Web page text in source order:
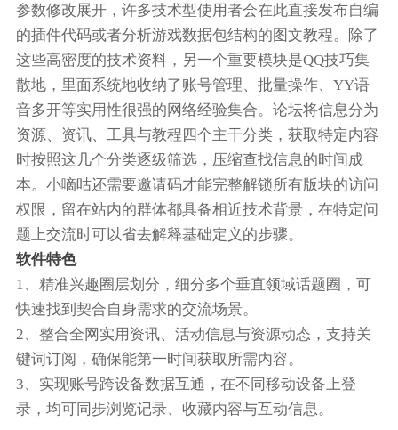
参数修改展开，许多技术型使用者会在此直接发布自编
的插件代码或者分析游戏数据包结构的图文教程。除了
这些高密度的技术资料，另一个重要模块是QQ技巧集
散地，里面系统地收纳了账号管理、批量操作、YY语
音多开等实用性很强的网络经验集合。论坛将信息分为
资源、资讯、工具与教程四个主干分类，获取特定内容
时按照这几个分类逐级筛选，压缩查找信息的时间成
本。小嘀咕还需要邀请码才能完整解锁所有版块的访问
权限，留在站内的群体都具备相近技术背景，在特定问
题上交流时可以省去解释基础定义的步骤。
软件特色
1、精准兴趣圈层划分，细分多个垂直领域话题圈，可
快速找到契合自身需求的交流场景。
2、整合全网实用资讯、活动信息与资源动态，支持关
键词订阅，确保能第一时间获取所需内容。
3、实现账号跨设备数据互通，在不同移动设备上登
录，均可同步浏览记录、收藏内容与互动信息。